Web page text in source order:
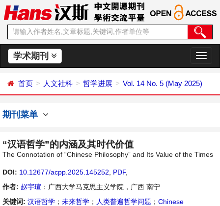
学术期刊
切
换
航
首页 人文社科 哲学进展 Vol. 14 No. 5 (May 2025)
期刊菜单
“汉语哲学”的内涵及其时代价值
The Connotation of “Chinese Philosophy” and Its Value of the Times
DOI: 10.12677/acpp.2025.145252 PDF,
作者: 赵宇瑄 ：广西大学马克思主义学院，广西 南宁
关键词: 汉语哲学 ； 未来哲学 ； 人类普遍哲学问题 ； Chinese